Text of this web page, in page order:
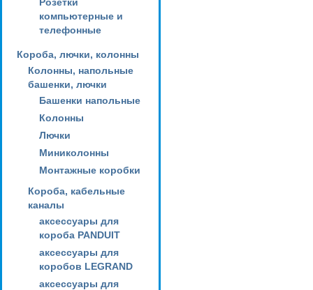
компьютерные и
телефонные
Короба, лючки, колонны
Колонны, напольные
башенки, лючки
Башенки напольные
Колонны
Лючки
Миниколонны
Монтажные коробки
Короба, кабельные
каналы
аксессуары для
короба PANDUIT
аксессуары для
коробов LEGRAND
аксессуары для